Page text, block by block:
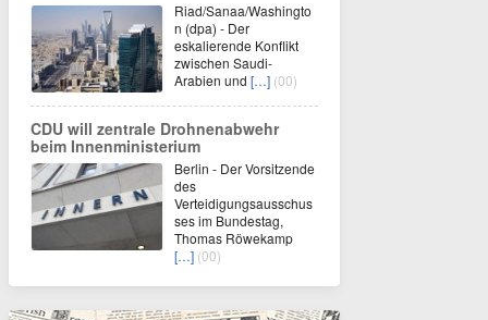
Riad/Sanaa/Washingto
n (dpa) - Der
eskalierende Konflikt
zwischen Saudi-
Arabien und […] (00)
CDU will zentrale Drohnenabwehr
beim Innenministerium
Berlin - Der Vorsitzende
des
Verteidigungsausschus
ses im Bundestag,
Thomas Röwekamp
[…] (00)